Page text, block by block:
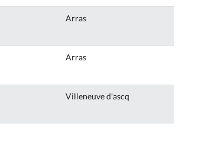
Arras
Arras
Villeneuve d'ascq